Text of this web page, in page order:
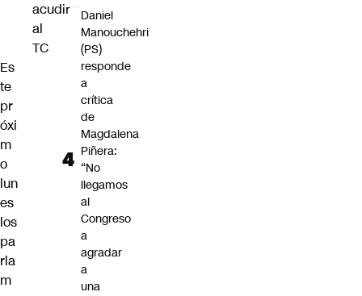
acudir
al
TC
Es
te
pr
óxi
m
o
lun
es
los
pa
rla
m
Daniel
Manouchehri
(PS)
responde
a
crítica
de
Magdalena
Piñera:
“No
llegamos
al
Congreso
a
agradar
a
una